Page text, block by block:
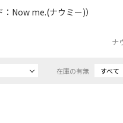
：Now me.(ナウミー)）
ナ
在庫の有無 すべて